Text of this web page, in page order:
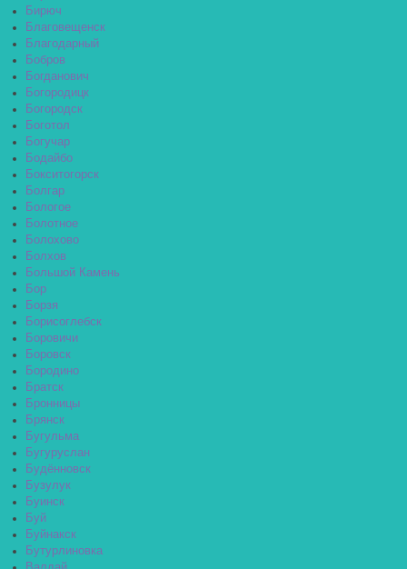
Бирюч
Благовещенск
Благодарный
Бобров
Богданович
Богородицк
Богородск
Боготол
Богучар
Бодайбо
Бокситогорск
Болгар
Бологое
Болотное
Болохово
Болхов
Большой Камень
Бор
Борзя
Борисоглебск
Боровичи
Боровск
Бородино
Братск
Бронницы
Брянск
Бугульма
Бугуруслан
Будённовск
Бузулук
Буинск
Буй
Буйнакск
Бутурлиновка